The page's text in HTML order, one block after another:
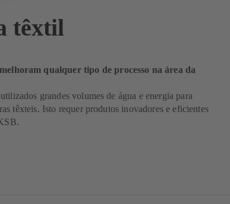
têxtil
qualquer tipo de processo na área da
grandes volumes de água e energia para
têxteis. Isto requer produtos inovadores e eficientes